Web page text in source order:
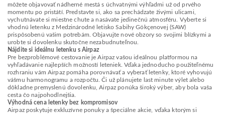
môžete objavovať nádherné mestá s úchvatnými výhľadmi už od prvého
momentu po pristátí. Predstavte si, ako sa prechádzate živými ulicami,
vychutnávate si miestne chute a nasávate jedinečnú atmosféru. Vyberte si
vhodnú letenku z Medzinárodné letisko Sabihy Gökçenovej (SAW)
prispôsobenú vašim potrebám. Objavujte nové obzory so svojimi blízkymi a
urobte si dovolenku skutočne nezabudnuteľnou.
Nájdite si ideálnu letenku s Airpaz
Pre bezproblémové cestovanie je Airpaz vašou ideálnou platformou na
vyhľadávanie najlepších možností leteniek. Vďaka jednoducho použiteľnému
rozhraniu vám Airpaz pomáha porovnávať a vyberať letenky, ktoré vyhovujú
vášmu harmonogramu a rozpočtu. Či už plánujete last minute výlet alebo
dôkladne premyslenú dovolenku, Airpaz ponúka široký výber, aby bola vaša
cesta čo najpohodlnejšia.
Výhodná cena letenky bez kompromisov
Airpaz poskytuje exkluzívne ponuky a špeciálne akcie, vďaka ktorým si